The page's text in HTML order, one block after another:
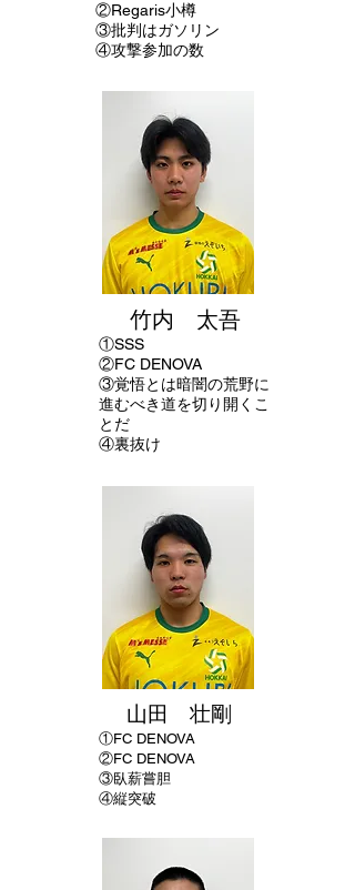
②Regaris小樽
​③批判はガソリン
④攻撃参加の数
竹内 太吾
①SSS
②FC DENOVA
③覚悟とは暗闇の荒野に
進むべき道を切り開くこ
とだ
④裏抜け
山田 壮剛
①FC DENOVA
②FC DENOVA
​③臥薪嘗胆
④縦突破